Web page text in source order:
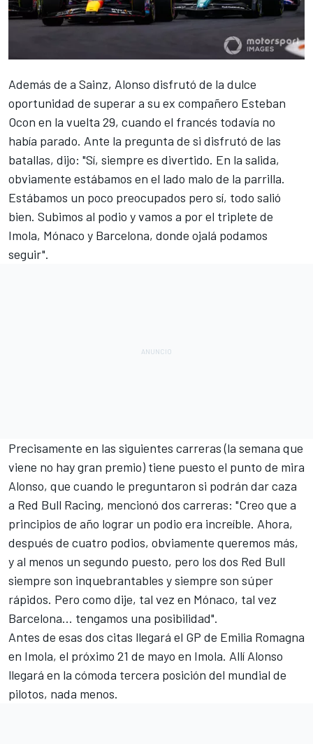
Además de a Sainz, Alonso disfrutó de la dulce
oportunidad de superar a su ex compañero Esteban
Ocon en la vuelta 29, cuando el francés todavía no
había parado. Ante la pregunta de si disfrutó de las
batallas, dijo: "Sí, siempre es divertido. En la salida,
obviamente estábamos en el lado malo de la parrilla.
Estábamos un poco preocupados pero sí, todo salió
bien. Subimos al podio y vamos a por el triplete de
Imola, Mónaco y Barcelona, donde ojalá podamos
seguir".
Precisamente en las siguientes carreras (la semana que
viene no hay gran premio) tiene puesto el punto de mira
Alonso, que cuando le preguntaron si podrán dar caza
a Red Bull Racing, mencionó dos carreras: "Creo que a
principios de año lograr un podio era increíble. Ahora,
después de cuatro podios, obviamente queremos más,
y al menos un segundo puesto, pero los dos Red Bull
siempre son inquebrantables y siempre son súper
rápidos. Pero como dije, tal vez en Mónaco, tal vez
Barcelona... tengamos una posibilidad".
Antes de esas dos citas llegará el GP de Emilia Romagna
en Imola, el próximo 21 de mayo en Imola. Allí Alonso
llegará en la cómoda tercera posición del mundial de
pilotos, nada menos.